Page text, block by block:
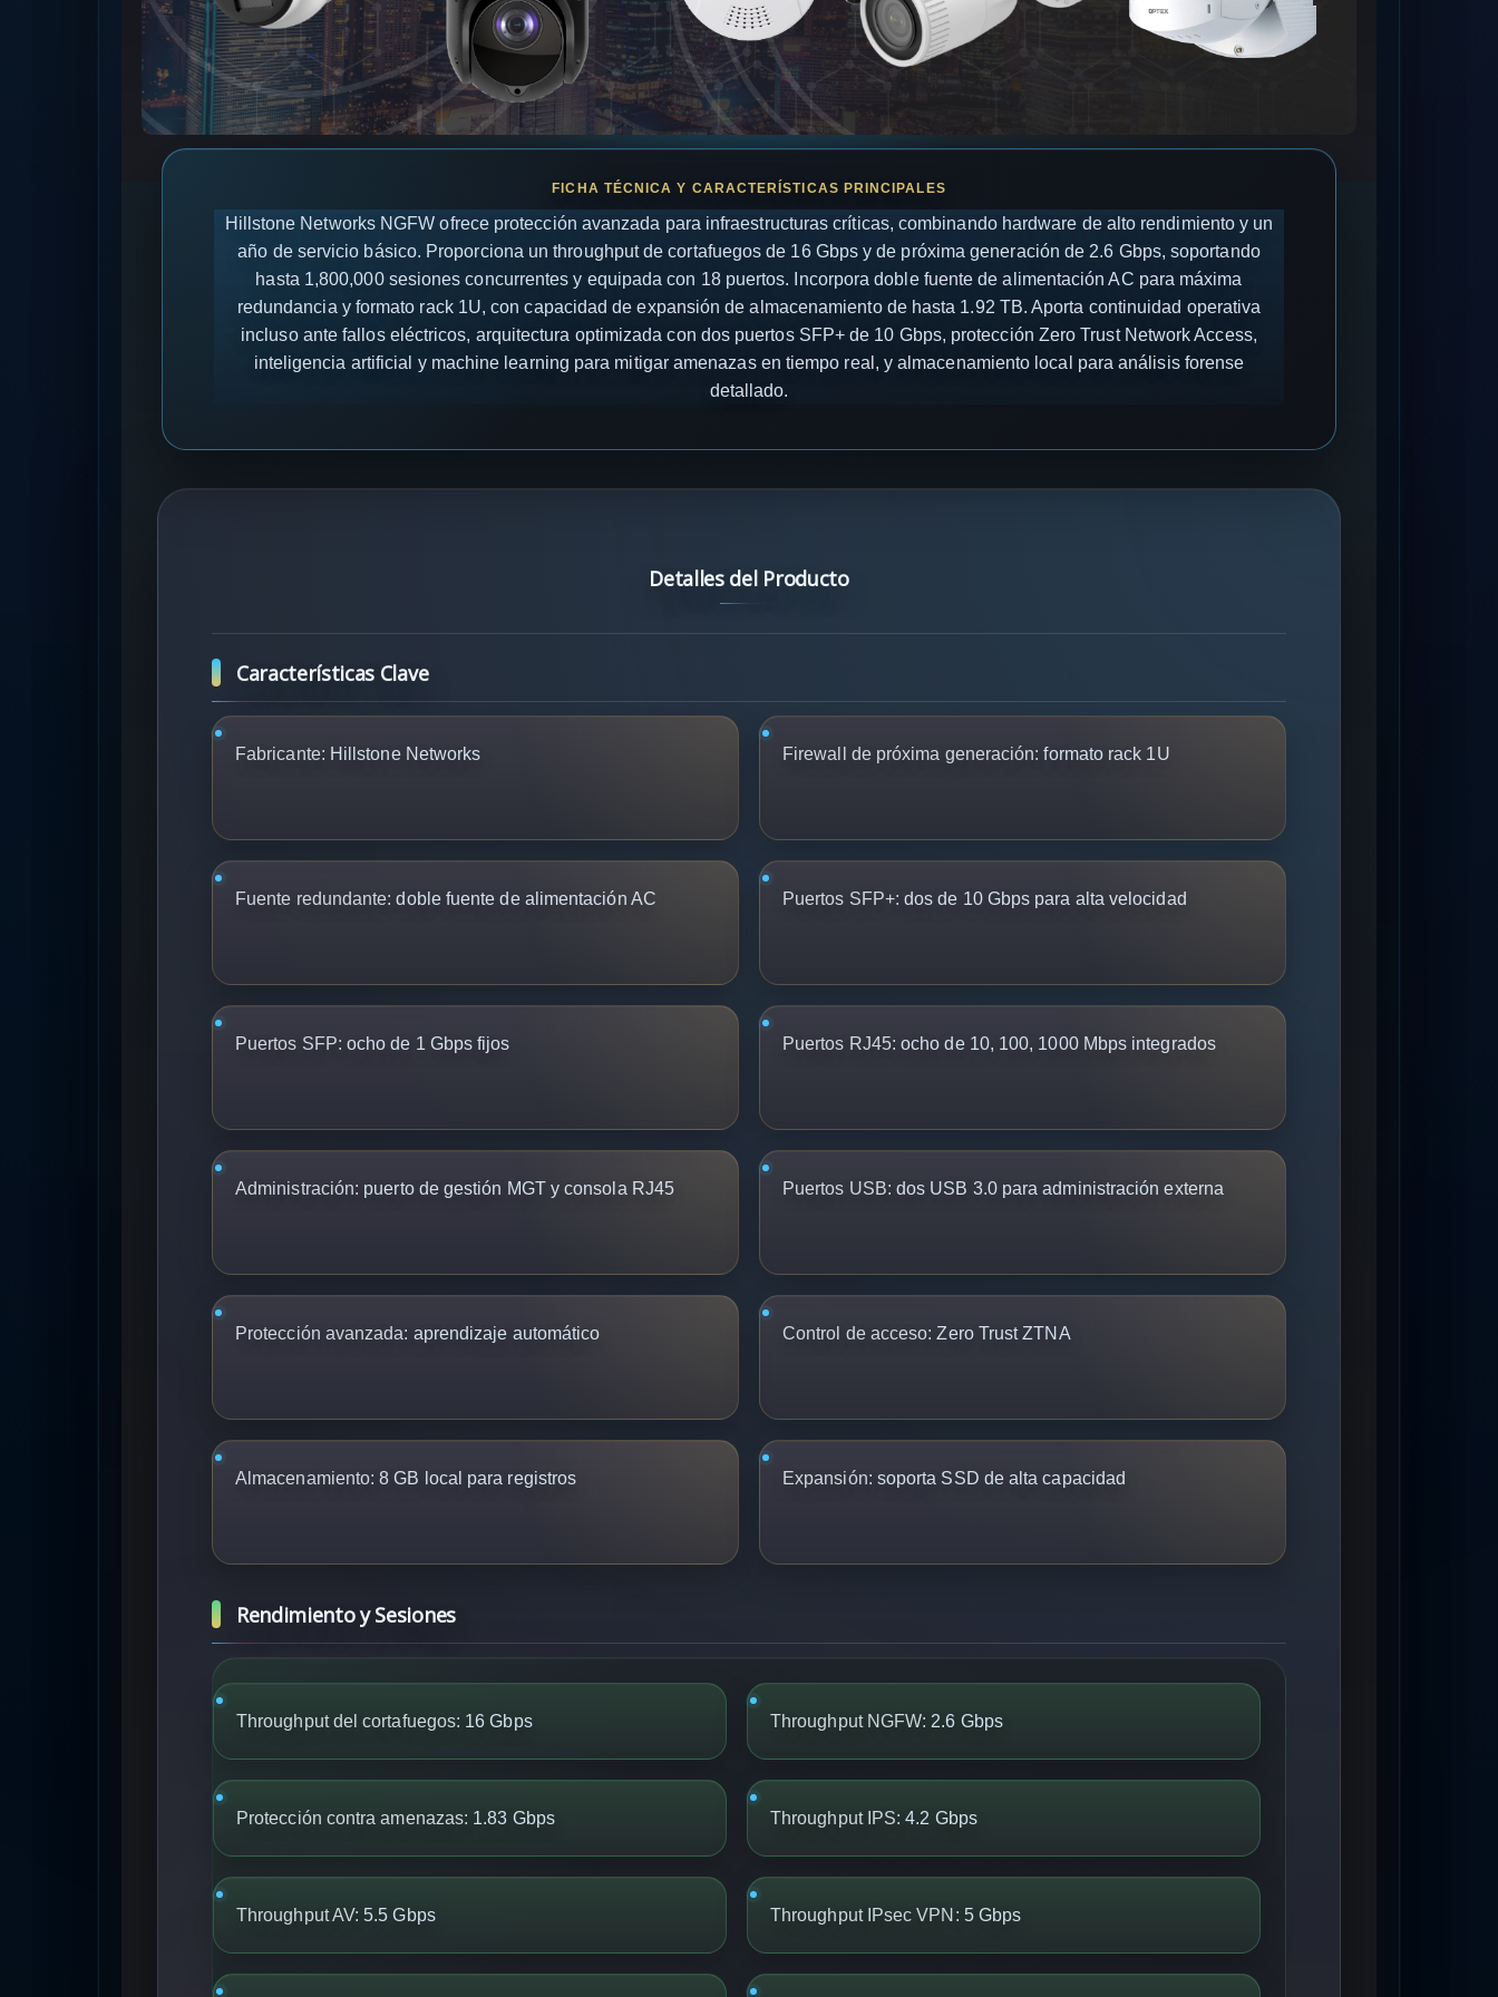
Hillstone Networks NGFW ofrece protección avanzada para infraestructuras críticas, combinando hardware de alto rendimiento y un
año de servicio básico. Proporciona un throughput de cortafuegos de 16 Gbps y de próxima generación de 2.6 Gbps, soportando
hasta 1,800,000 sesiones concurrentes y equipada con 18 puertos. Incorpora doble fuente de alimentación AC para máxima
redundancia y formato rack 1U, con capacidad de expansión de almacenamiento de hasta 1.92 TB. Aporta continuidad operativa
incluso ante fallos eléctricos, arquitectura optimizada con dos puertos SFP+ de 10 Gbps, protección Zero Trust Network Access,
inteligencia artificial y machine learning para mitigar amenazas en tiempo real, y almacenamiento local para análisis forense
detallado.
Detalles del Producto
Características Clave
Fabricante: Hillstone Networks Firewall de próxima generación: formato rack 1U
Fuente redundante: doble fuente de alimentación AC Puertos SFP+: dos de 10 Gbps para alta velocidad
Puertos SFP: ocho de 1 Gbps fijos Puertos RJ45: ocho de 10, 100, 1000 Mbps integrados
Administración: puerto de gestión MGT y consola RJ45 Puertos USB: dos USB 3.0 para administración externa
Protección avanzada: aprendizaje automático Control de acceso: Zero Trust ZTNA
Almacenamiento: 8 GB local para registros Expansión: soporta SSD de alta capacidad
Rendimiento y Sesiones
Throughput del cortafuegos: 16 Gbps Throughput NGFW: 2.6 Gbps
Protección contra amenazas: 1.83 Gbps Throughput IPS: 4.2 Gbps
Throughput AV: 5.5 Gbps Throughput IPsec VPN: 5 Gbps